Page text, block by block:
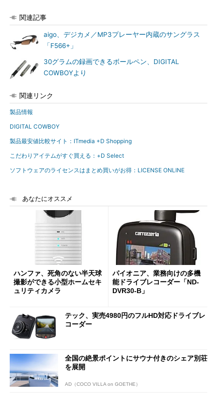
関連記事
aigo、デジカメ／MP3プレーヤー内蔵のサングラス
「F566+」
30グラムの録画できるボールペン、DIGITAL
COWBOYより
関連リンク
製品情報
DIGITAL COWBOY
製品最安値比較サイト：ITmedia +D Shopping
こだわりアイテムがすぐ買える：+D Select
ソフトウェアのライセンスはまとめ買いがお得：LICENSE ONLINE
あなたにオススメ
ハンファ、死角のない半天球
撮影ができる小型ホームセキ
ュリティカメラ
パイオニア、業務向けの多機
能ドライブレコーダー「ND-
DVR30-B」
テック、実売4980円のフルHD対応ドライブレ
コーダー
全国の絶景ポイントにサウナ付きのシェア別荘
を展開
AD（COCO VILLA on GOETHE）